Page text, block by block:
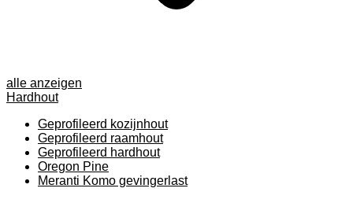
alle anzeigen
Hardhout
Geprofileerd kozijnhout
Geprofileerd raamhout
Geprofileerd hardhout
Oregon Pine
Meranti Komo gevingerlast